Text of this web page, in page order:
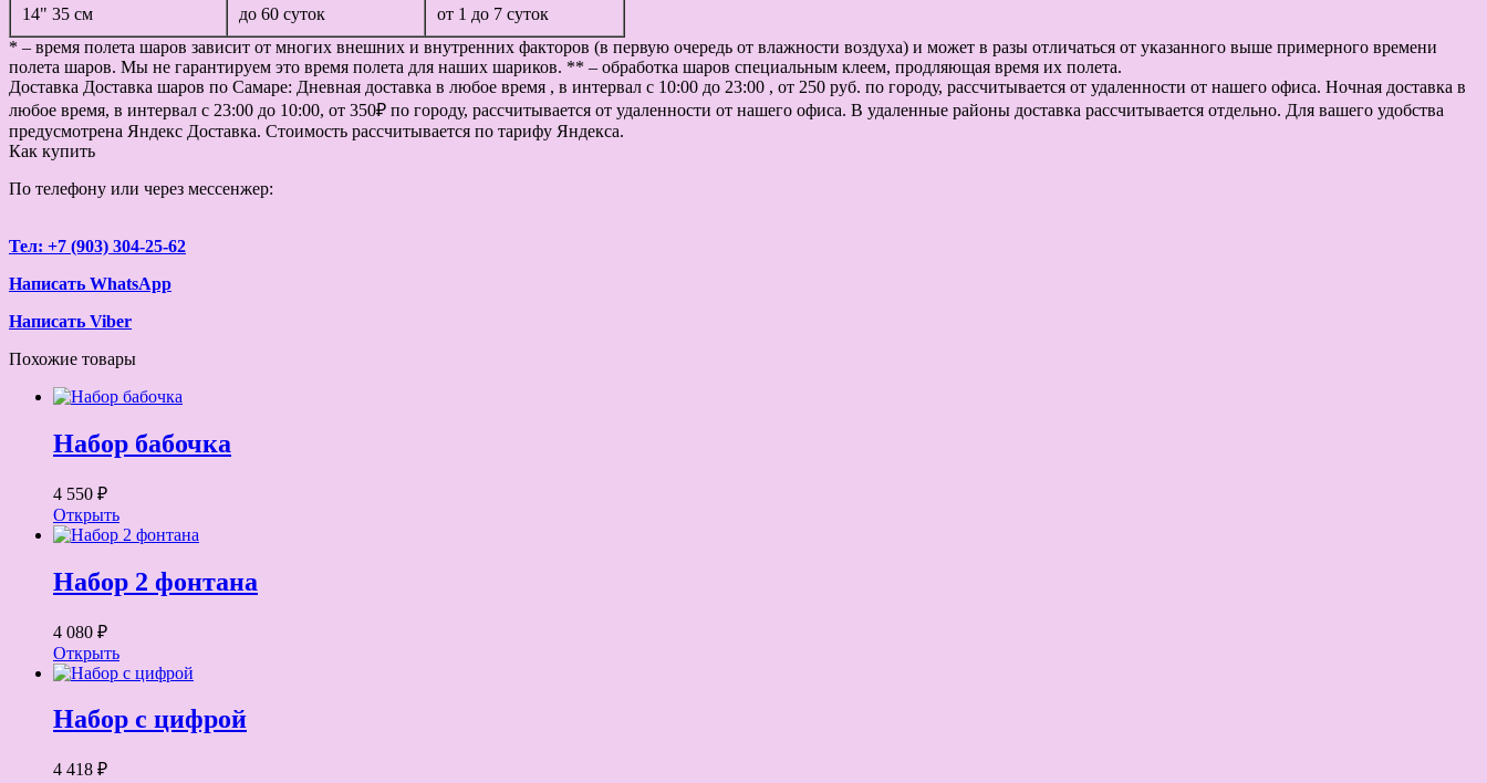
14" 35 см до 60 суток
от 1 до 7 суток
* – время полета шаров зависит от многих внешних и внутренних факторов (в первую очередь от влажности воздуха) и может в разы отличаться от указанного выше примерного времени
полета шаров. Мы не гарантируем это время полета для наших шариков. ** – обработка шаров специальным клеем, продляющая время их полета.
Доставка Доставка шаров по Самаре: Дневная доставка в любое время , в интервал с 10:00 до 23:00 , от 250 руб. по городу, рассчитывается от удаленности от нашего офиса. Ночная доставка в
любое время, в интервал с 23:00 до 10:00, от 350₽ по городу, рассчитывается от удаленности от нашего офиса. В удаленные районы доставка рассчитывается отдельно. Для вашего удобства
предусмотрена Яндекс Доставка. Стоимость рассчитывается по тарифу Яндекса.
Как купить
По телефону или через мессенжер:
Тел: +7 (903) 304-25-62
Написать WhatsApp
Написать Viber
Похожие товары
Набор бабочка
4 550 ₽
Открыть
Набор 2 фонтана
4 080 ₽
Открыть
Набор с цифрой
4 418 ₽